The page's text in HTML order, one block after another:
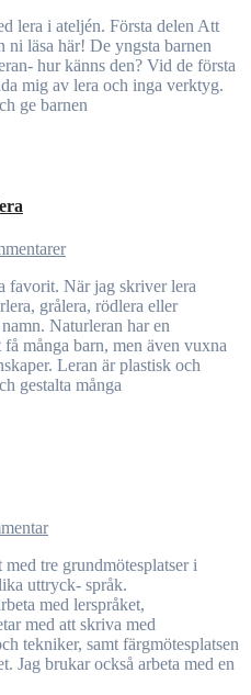
ni läsa här! De yngsta barnen
hur känns den? Vid de första
mig av lera och inga verktyg.
ge barnen
grålera, rödlera eller
Naturleran har en
många barn, men även vuxna
Leran är plastisk och
gestalta många
uttryck- språk.
med lerspråket,
med att skriva med
tekniker, samt färgmötesplatsen
Jag brukar också arbeta med en